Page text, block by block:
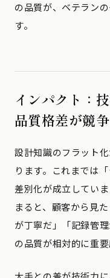
の品質が、ベテラン
す。
インパクト：
品質格差が競
設計知識のフラット
ります。これまでは
差別化が成立してい
まると、顧客から見
が丁寧だ」「記録管
の品質が相対的に重要